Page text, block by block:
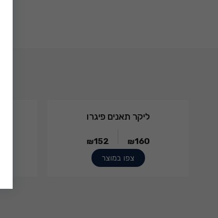
ליקר תאנים פיגרו
160
₪
152
₪
צפו במוצר